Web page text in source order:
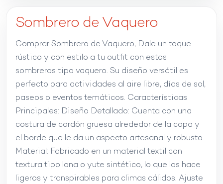
Sombrero de Vaquero
Comprar Sombrero de Vaquero, Dale un toque
rústico y con estilo a tu outfit con estos
sombreros tipo vaquero. Su diseño versátil es
perfecto para actividades al aire libre, días de sol,
paseos o eventos temáticos. Características
Principales: Diseño Detallado: Cuenta con una
costura de cordón gruesa alrededor de la copa y
el borde que le da un aspecto artesanal y robusto.
Material: Fabricado en un material textil con
textura tipo lona o yute sintético, lo que los hace
ligeros y transpirables para climas cálidos. Ajuste